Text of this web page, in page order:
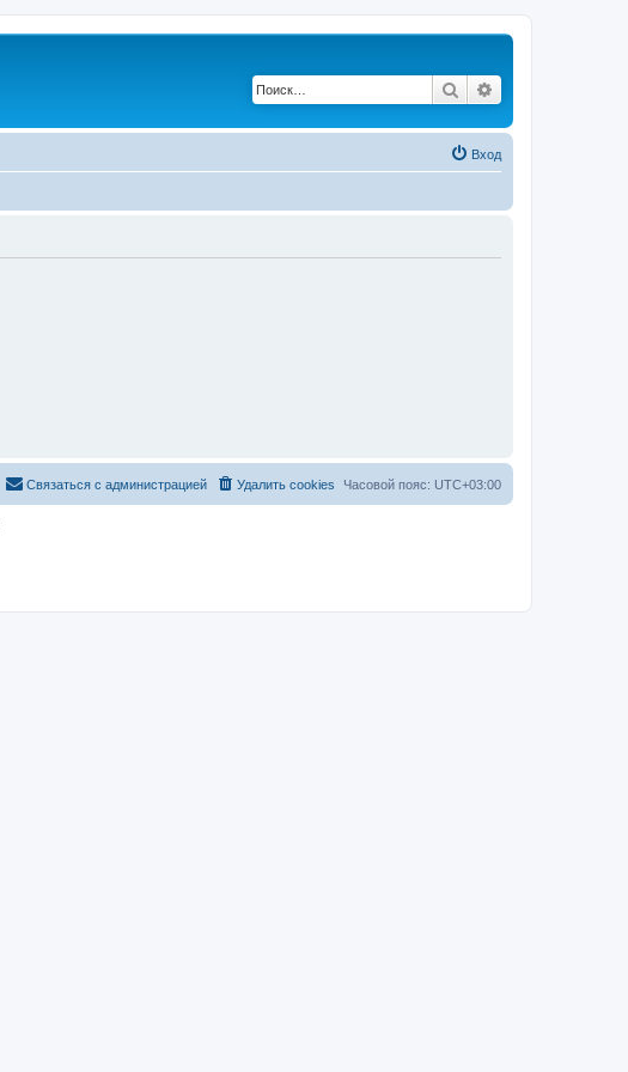
Поиск
Вход
Часовой пояс: UTC+03:00
Удалить cookies
Связаться с администрацией